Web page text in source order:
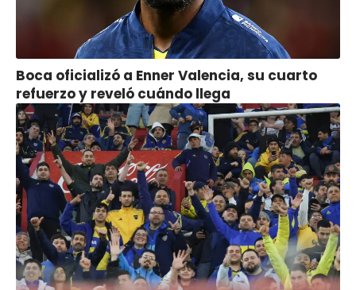
Boca oficializó a Enner Valencia, su cuarto
refuerzo y reveló cuándo llega